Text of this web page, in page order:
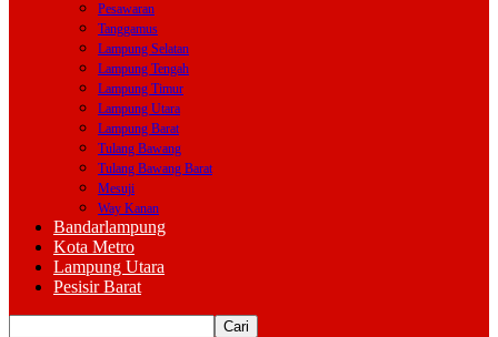
Pesawaran
Tanggamus
Lampung Selatan
Lampung Tengah
Lampung Timur
Lampung Utara
Lampung Barat
Tulang Bawang
Tulang Bawang Barat
Mesuji
Way Kanan
Bandarlampung
Kota Metro
Lampung Utara
Pesisir Barat